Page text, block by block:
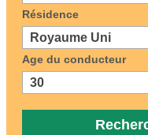
Résidence
Age du conducteur